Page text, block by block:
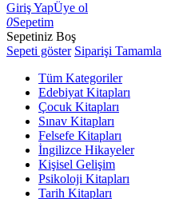
Giriş YapÜye ol
0Sepetim
Sepetiniz Boş
Sepeti göster Siparişi Tamamla
Tüm Kategoriler
Edebiyat Kitapları
Çocuk Kitapları
Sınav Kitapları
Felsefe Kitapları
İngilizce Hikayeler
Kişisel Gelişim
Psikoloji Kitapları
Tarih Kitapları